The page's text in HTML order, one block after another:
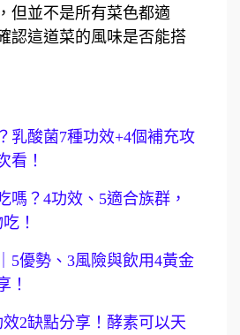
但並不是所有菜色都適
認這道菜的風味是否能搭
乳酸菌7種功效+4個補充攻
看！
嗎？4功效、5適合族群，
！
5優勢、3風險與飲用4黃金
！
2缺點分享！酵素可以天